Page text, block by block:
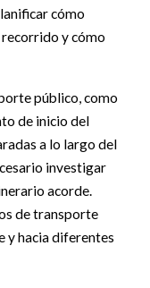
cómo
y cómo
público, como
de inicio del
a lo largo del
investigar
acorde.
de transporte
y hacia diferentes